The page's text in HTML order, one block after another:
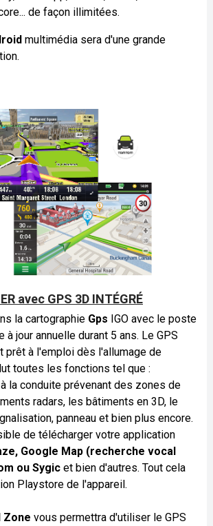
de façon illimitées.
multimédia sera d'une grande
avec GPS 3D INTÉGRÉ
la cartographie Gps IGO avec le poste
à jour annuelle durant 5 ans. Le GPS
prêt à l'emploi dès l'allumage de
toutes les fonctions tel que :
la conduite prévenant des zones de
radars, les bâtiments en 3D, le
panneau et bien plus encore.
de télécharger votre application
Google Map (recherche vocal
ou Sygic et bien d'autres. Tout cela
Playstore de l'appareil.
Zone vous permettra d'utiliser le GPS